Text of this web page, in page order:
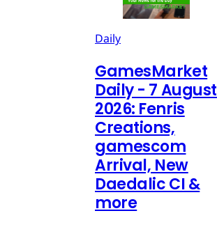
Daily
GamesMarket
Daily - 7 August
2026: Fenris
Creations,
gamescom
Arrival, New
Daedalic CI &
more